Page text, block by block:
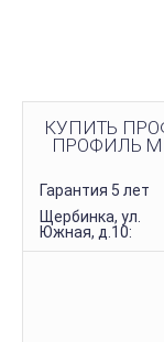
КУПИТЬ
ПРОФИЛЬ
Гарантия 5 лет
Щербинка, ул.
Южная, д.10: